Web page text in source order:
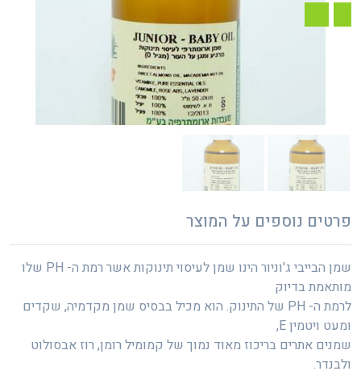
פרטים נוספים על המוצר
שמן הבייבי ג'וניור הינו שמן לעיסוי תינוקות אשר רמת ה- PH שלו
מותאמת בדיוק
לרמת ה- PH של התינוק. הוא מכיל בבסיס שמן מקדמיה, שקדים
ומעט ויטמין E,
שמנים אתרים בריכוז מאוד נמוך של קמומיל רומן, רוז אבסולוט
ולבנדר.